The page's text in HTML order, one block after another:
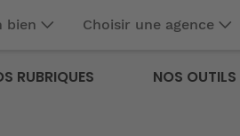
bien Choisir une agence
RUBRIQUES NOS OUTILS